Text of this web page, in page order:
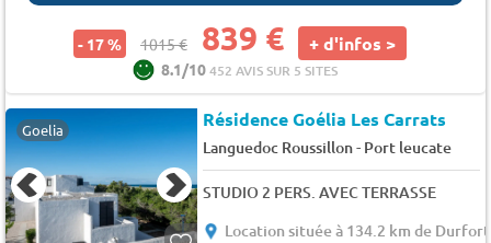
- 17 % 1015 € 839 € + d'infos >
8.1/10452 AVIS SUR 5 SITES
Goelia Résidence Goélia Les Carrats
Languedoc Roussillon- Port leucate
STUDIO 2 PERS. AVEC TERRASSE
Location située à 134.2 km de Durfort